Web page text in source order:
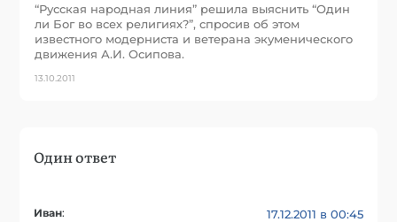
“Русская народная линия” решила выяснить “Один
ли Бог во всех религиях?”, спросив об этом
известного модерниста и ветерана экуменического
движения А.И. Осипова.
13.10.2011
Один ответ
Иван: 17.12.2011 в 00:45